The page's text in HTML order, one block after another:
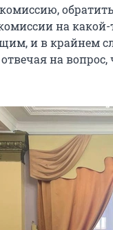
на
и в крайнем
на